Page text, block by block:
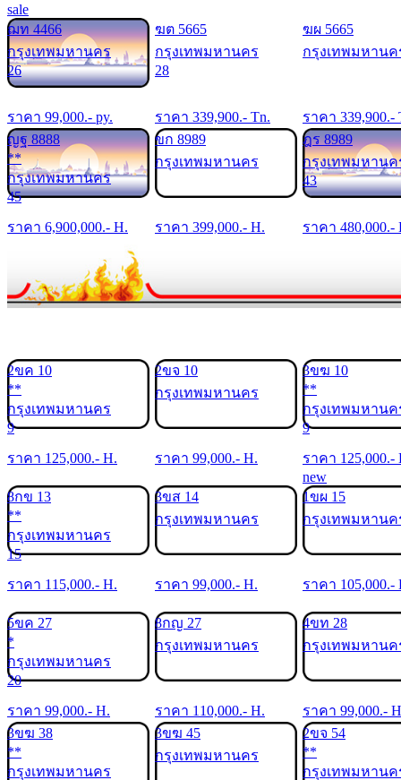
sale
ฌท 4466
กรุงเทพมหานคร
26
ราคา 99,000.- py.
ฆต 5665
กรุงเทพมหานคร
28
ราคา 339,900.- Tn.
ฆผ 5665
กรุงเทพมหานค
ราคา 339,900.-
ญฐ 8888
**
กรุงเทพมหานคร
45
ราคา 6,900,000.- H.
ขก 8989
กรุงเทพมหานคร
ราคา 399,000.- H.
ฎร 8989
กรุงเทพมหานค
43
ราคา 480,000.-
2ขค 10
**
กรุงเทพมหานคร
9
ราคา 125,000.- H.
2ขจ 10
กรุงเทพมหานคร
ราคา 99,000.- H.
3ขฆ 10
**
กรุงเทพมหานค
9
ราคา 125,000.-
8กข 13
**
กรุงเทพมหานคร
15
ราคา 115,000.- H.
3ขส 14
กรุงเทพมหานคร
ราคา 99,000.- H.
new
1ขผ 15
กรุงเทพมหานค
ราคา 105,000.-
5ขค 27
*
กรุงเทพมหานคร
20
ราคา 99,000.- H.
8กญ 27
กรุงเทพมหานคร
ราคา 110,000.- H.
4ขท 28
กรุงเทพมหานค
ราคา 99,000.-
3ขฆ 38
**
กรุงเทพมหานคร
3ขฆ 45
กรุงเทพมหานคร
2ขจ 54
**
กรุงเทพมหานค